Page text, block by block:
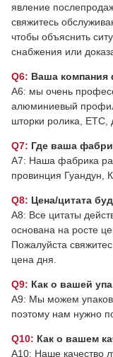
явление
свяжитесь
чтобы объяснить
снабжения или
Q6: Ваша компания
A6: мы очень
алюминиевый
шторки ролика, ETC,
Q7: Где ваша
A7: Наша фабрика
провинция Гуандун,
Q8: Цена/цитата
A8: Все цитаты
основана на росте
Пожалуйста
цена дня.
Q9: Как о вашей
A9: Мы можем
поэтому нам нужно
Q10: Как о вашем
A10: Наше качество